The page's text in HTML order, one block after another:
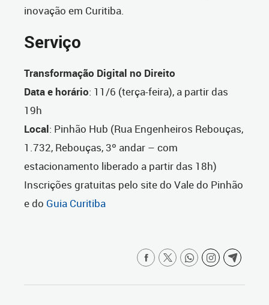
inovação em Curitiba.
Serviço
Transformação Digital no Direito
Data e horário: 11/6 (terça-feira), a partir das
19h
Local: Pinhão Hub (Rua Engenheiros Rebouças,
1.732, Rebouças, 3º andar – com
estacionamento liberado a partir das 18h)
Inscrições gratuitas pelo site do Vale do Pinhão
e do Guia Curitiba